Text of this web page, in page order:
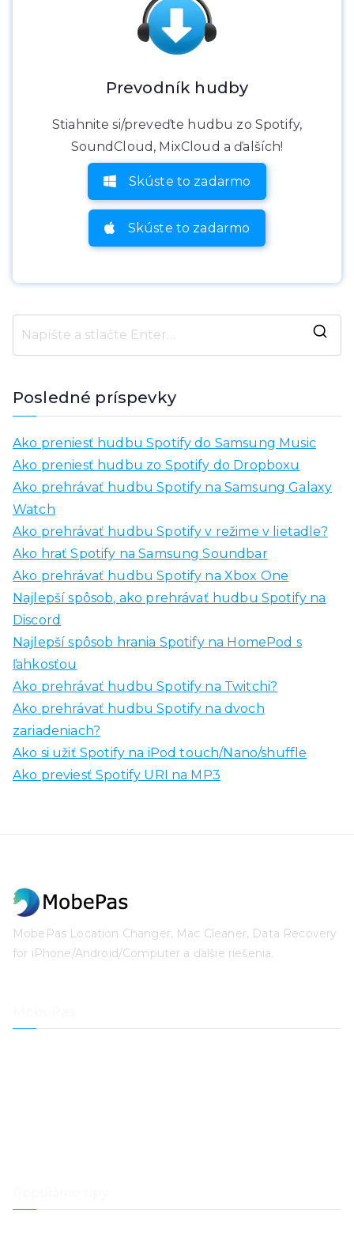
Prevodník hudby
Stiahnite si/preveďte hudbu zo Spotify,
SoundCloud, MixCloud a ďalších!
Skúste to zadarmo
Skúste to zadarmo
Posledné príspevky
Ako preniesť hudbu Spotify do Samsung Music
Ako preniesť hudbu zo Spotify do Dropboxu
Ako prehrávať hudbu Spotify na Samsung Galaxy
Watch
Ako prehrávať hudbu Spotify v režime v lietadle?
Ako hrať Spotify na Samsung Soundbar
Ako prehrávať hudbu Spotify na Xbox One
Najlepší spôsob, ako prehrávať hudbu Spotify na
Discord
Najlepší spôsob hrania Spotify na HomePod s
ľahkosťou
Ako prehrávať hudbu Spotify na Twitchi?
Ako prehrávať hudbu Spotify na dvoch
zariadeniach?
Ako si užiť Spotify na iPod touch/Nano/shuffle
Ako previesť Spotify URI na MP3
MobePas Location Changer, Mac Cleaner, Data Recovery
for iPhone/Android/Computer a ďalšie riešenia.